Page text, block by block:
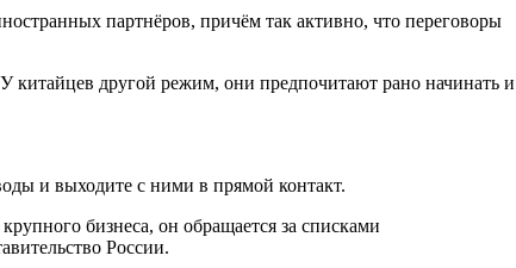
партнёров, причём так активно, что переговоры
другой режим, они предпочитают рано начинать и
и выходите с ними в прямой контакт.
бизнеса, он обращается за списками
России.